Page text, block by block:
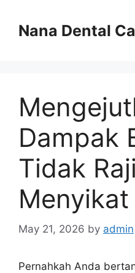
contentNana Dental
Dampak
Tidak
Menyikat
May 21, 2026 by admin
Pernahkah Anda